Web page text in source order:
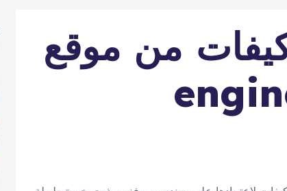
من موقع